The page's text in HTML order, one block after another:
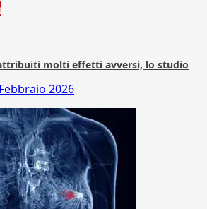
molti effetti avversi, lo studio
2026